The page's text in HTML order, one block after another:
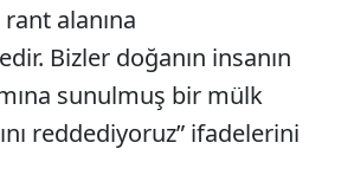
rant alanına
Bizler doğanın insanın
sunulmuş bir mülk
reddediyoruz” ifadelerini